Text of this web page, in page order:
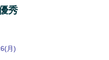
秀
月)